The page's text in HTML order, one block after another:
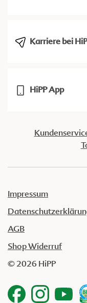
Karriere bei
HiPP App
Impressum
AGB
Shop Widerruf
© 2026 HiPP